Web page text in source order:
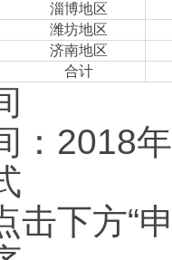
淄博地区
潍坊地区
济南地区
合计
：2018
击下方“